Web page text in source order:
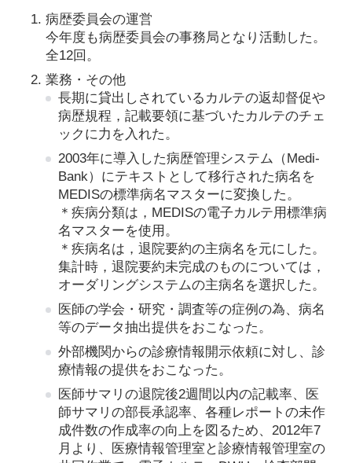
病歴委員会の運営
今年度も病歴委員会の事務局となり活動した。
全12回。
業務・その他
長期に貸出しされているカルテの返却督促や
病歴規程，記載要領に基づいたカルテのチェ
ックに力を入れた。
2003年に導入した病歴管理システム（Medi-
Bank）にテキストとして移行された病名を
MEDISの標準病名マスターに変換した。
＊疾病分類は，MEDISの電子カルテ用標準病
名マスターを使用。
＊疾病名は，退院要約の主病名を元にした。
集計時，退院要約未完成のものについては，
オーダリングシステムの主病名を選択した。
医師の学会・研究・調査等の症例の為、病名
等のデータ抽出提供をおこなった。
外部機関からの診療情報開示依頼に対し、診
療情報の提供をおこなった。
医師サマリの退院後2週間以内の記載率、医
師サマリの部長承認率、各種レポートの未作
成件数の作成率の向上を図るため、2012年7
月より、医療情報管理室と診療情報管理室の